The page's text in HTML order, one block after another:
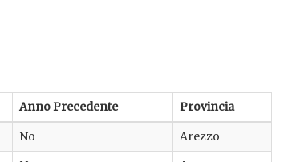
Anno Precedente Provincia
No
Arezzo